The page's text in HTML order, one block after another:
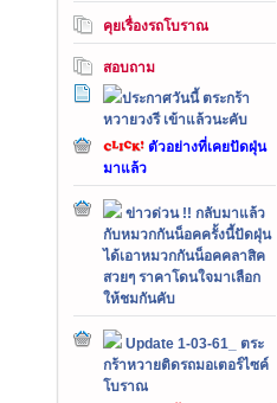
คุยเรื่องรถโบราณ
สอบถาม
ประกาศวันนี้ ตระกร้า
หวายวงรี เข้าแล้วนะคับ
ตัวอย่างที่เคยปัดฝุ่น
มาแล้ว
ข่าวด่วน !! กลับมาแล้ว
กับหมวกกันน็อคครั้งนี้ปัดฝุ่น
ได้เอาหมวกกันน็อคคลาสิค
สวยๆ ราคาโดนใจมาเลือก
ให้ชมกันคับ
Update 1-03-61_ ตระ
กร้าหวายติดรถมอเตอร์ไซค์
โบราณ